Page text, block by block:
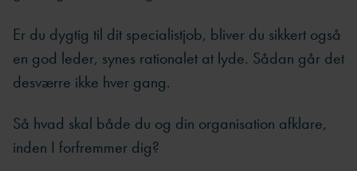
Er du dygtig til dit specialistjob, bliver du sikkert også
en god leder, synes rationalet at lyde. Sådan går det
desværre ikke hver gang.
Så hvad skal både du og din organisation afklare,
inden I forfremmer dig?